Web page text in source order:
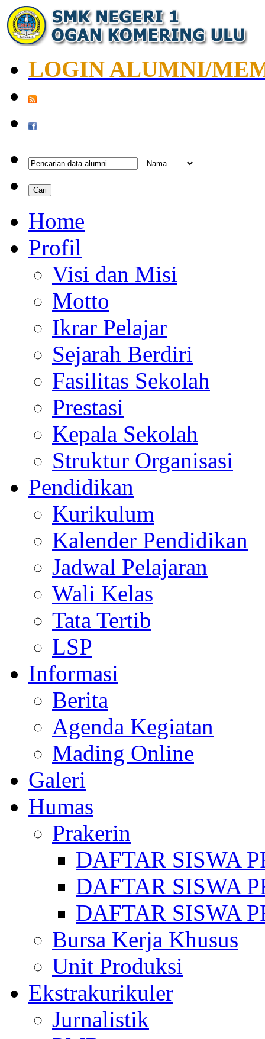
LOGIN ALUMNI/
Home
Profil
Visi dan Misi
Motto
Ikrar Pelajar
Sejarah Berdiri
Fasilitas Sekolah
Prestasi
Kepala Sekolah
Struktur Organisasi
Pendidikan
Kurikulum
Kalender Pendidikan
Jadwal Pelajaran
Wali Kelas
Tata Tertib
LSP
Informasi
Berita
Agenda Kegiatan
Mading Online
Galeri
Humas
Prakerin
DAFTAR SISWA
DAFTAR SISWA
DAFTAR SISWA
Bursa Kerja Khusus
Unit Produksi
Ekstrakurikuler
Jurnalistik